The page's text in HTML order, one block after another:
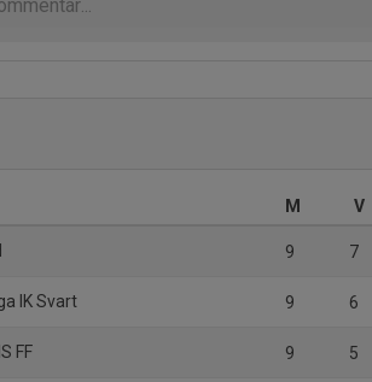
M V
9 7
IK Svart 9 6
FF 9 5